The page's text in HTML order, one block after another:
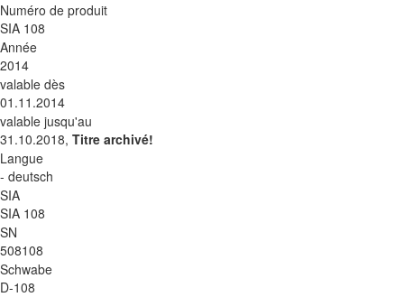
Numéro de produit
SIA 108
Année
2014
valable dès
01.11.2014
valable jusqu'au
31.10.2018, Titre archivé!
Langue
- deutsch
SIA
SIA 108
SN
508108
Schwabe
D-108